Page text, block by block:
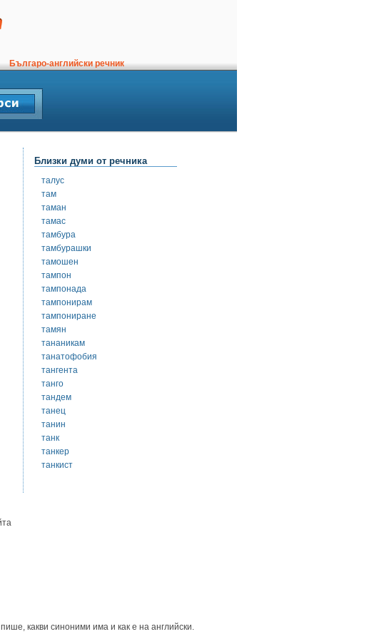
Българо-английски речник
Близки думи от речника
талус
там
таман
тамас
тамбура
тамбурашки
тамошен
тампон
тампонада
тампонирам
тампониране
тамян
тананикам
танатофобия
тангента
танго
тандем
танец
танин
танк
танкер
танкист
какви синоними има и как е на английски.